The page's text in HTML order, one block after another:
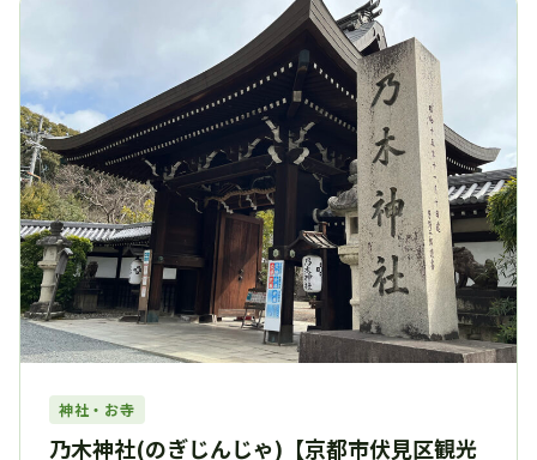
神社・お寺
乃木神社(のぎじんじゃ)【京都市伏見区観光